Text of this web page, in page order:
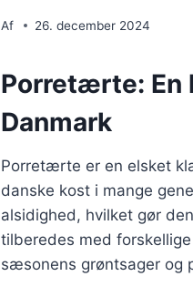
Af 26. december 2024
Porretærte: En
Danmark
Porretærte er en elsket
danske kost i mange
alsidighed, hvilket gør
tilberedes med
sæsonens grøntsager og